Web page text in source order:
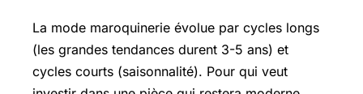
La mode maroquinerie évolue par cycles longs
(les grandes tendances durent 3-5 ans) et
cycles courts (saisonnalité). Pour qui veut